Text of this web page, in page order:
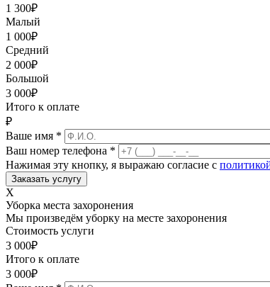
1 300₽
Малый
1 000₽
Средний
2 000₽
Большой
3 000₽
Итого к оплате
₽
Ваше имя *
Ваш номер телефона *
Нажимая эту кнопку, я выражаю согласие с
X
Уборка места захоронения
Мы произведём уборку на месте захоронения
Стоимость услуги
3 000₽
Итого к оплате
3 000₽